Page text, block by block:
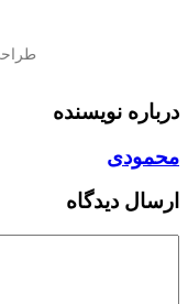
درباره نویسنده
محمودی
ارسال دیدگاه